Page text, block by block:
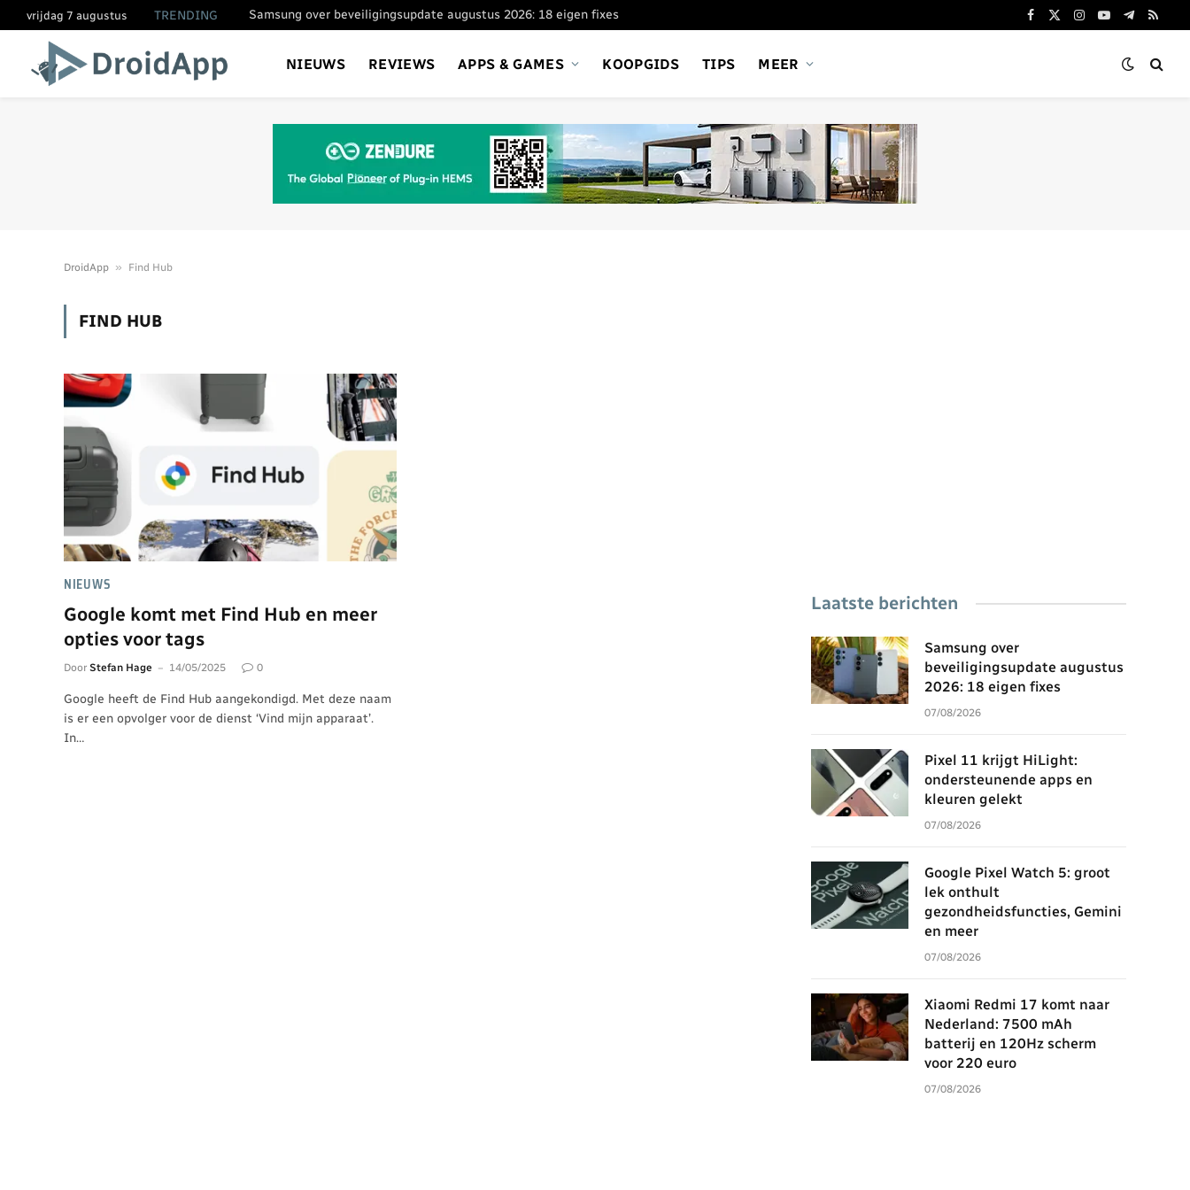
vrijdag 7 augustus TRENDING Samsung over beveiligingsupdate augustus 2026: 18 eigen fixes
Facebook
X
Instagram
YouTube
Telegram
RSS
NIEUWS REVIEWS APPS & GAMES KOOPGIDS TIPS MEER
DroidApp » Find Hub
FIND HUB
NIEUWS
Google komt met Find Hub en meer
opties voor tags
Door Stefan Hage 14/05/2025 0
Google heeft de Find Hub aangekondigd. Met deze naam
is er een opvolger voor de dienst ‘Vind mijn apparaat’.
In…
Laatste berichten
Samsung over
beveiligingsupdate augustus
2026: 18 eigen fixes
07/08/2026
Pixel 11 krijgt HiLight:
ondersteunende apps en
kleuren gelekt
07/08/2026
Google Pixel Watch 5: groot
lek onthult
gezondheidsfuncties, Gemini
en meer
07/08/2026
Xiaomi Redmi 17 komt naar
Nederland: 7500 mAh
batterij en 120Hz scherm
voor 220 euro
07/08/2026